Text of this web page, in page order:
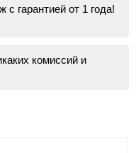
гарантией от 1 года!
комиссий и